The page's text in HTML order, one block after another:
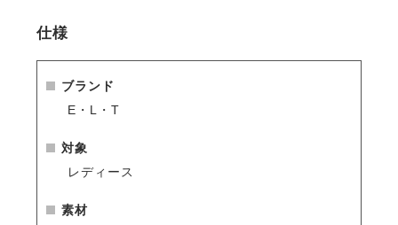
確保。
・フロントのスリットポケットにはサテン調の縁取り
を施し上品なアクセントに。
・バックには控えめなロゴ入りベルトループと飾りポ
人気商品はすぐに完売となりますので、新商品をいち
仕様
ブランド
E・L・T
対象
レディース
素材